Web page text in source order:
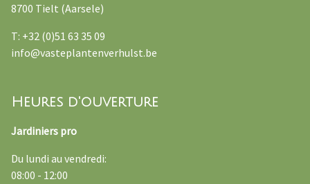
8700 Tielt (Aarsele)
T: +32 (0)51 63 35 09
info@vasteplantenverhulst.be
Heures d'ouverture
Jardiniers pro
Du lundi au vendredi:
08:00 - 12:00